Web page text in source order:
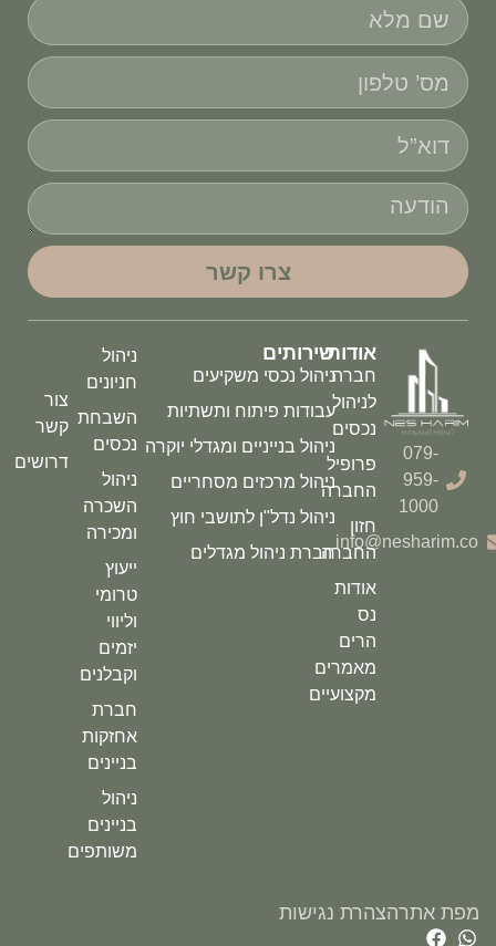
צרו קשר
079-
959-
1000
info@nesharim.co
אודות
חברה
לניהול
נכסים
פרופיל
החברה
חזון
החברה
אודות
נס
הרים
מאמרים
מקצועיים
שירותים
ניהול נכסי משקיעים
עבודות פיתוח ותשתיות
ניהול בנייניים ומגדלי יוקרה
ניהול מרכזים מסחריים
ניהול נדל"ן לתושבי חוץ
חברת ניהול מגדלים
ניהול
חניונים
השבחת
נכסים
ניהול
השכרה
ומכירה
ייעוץ
טרומי
וליווי
יזמים
וקבלנים
חברת
אחזקות
בניינים
ניהול
בניינים
משותפים
צור
קשר
דרושים
מפת אתרהצהרת נגישות